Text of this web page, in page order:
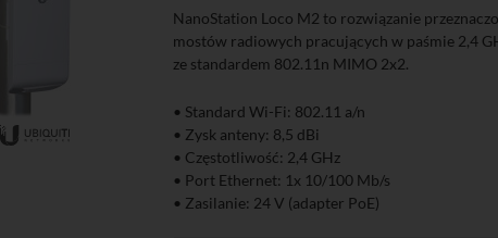
NanoStation Loco M2 to rozwiązanie
mostów radiowych pracujących w paśmie 2,4
ze standardem 802.11n MIMO 2x2.
• Standard Wi-Fi: 802.11 a/n
• Zysk anteny: 8,5 dBi
• Częstotliwość: 2,4 GHz
• Port Ethernet: 1x 10/100 Mb/s
• Zasilanie: 24 V (adapter PoE)